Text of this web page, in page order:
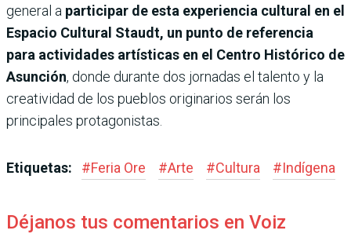
general a participar de esta experiencia cultural en el
Espacio Cultural Staudt, un punto de referencia
para actividades artísticas en el Centro Histórico de
Asunción, donde durante dos jornadas el talento y la
creatividad de los pueblos originarios serán los
principales protagonistas.
Etiquetas: #Feria Ore #Arte #Cultura #Indígena
Déjanos tus comentarios en Voiz